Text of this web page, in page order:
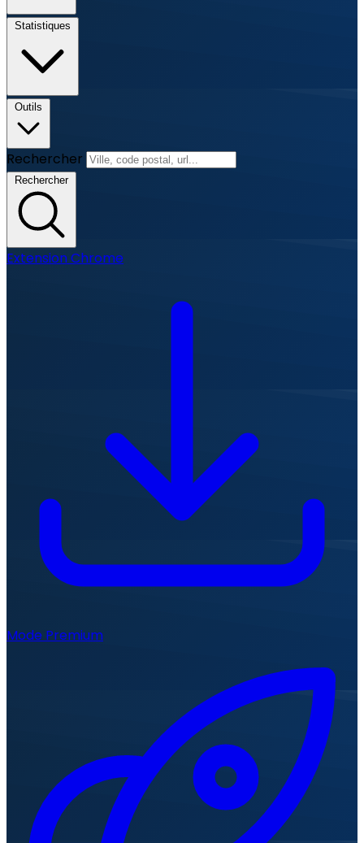
Statistiques
Outils
Rechercher
Rechercher
Extension Chrome
Mode Premium